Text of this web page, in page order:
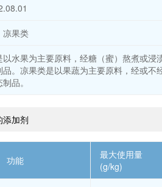
凉果类
以水果为主要原料，经糖（蜜）熬煮或
品。凉果类是以果蔬为主要原料，经或
品。
添加剂
功能
最大使用量
(g/kg)